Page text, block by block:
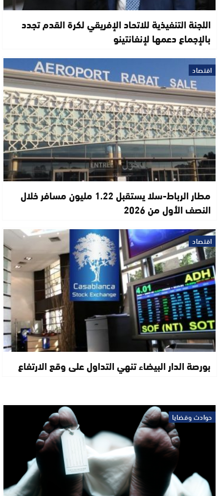
اللجنة التنفيذية للاتحاد الإفريقي لكرة القدم تجدد
بالإجماع دعمها لإنفانتينو
اقتصاد
مطار الرباط-سلا يستقبل 1.22 مليون مسافر خلال
النصف الأول من 2026
اقتصاد
بورصة الدار البيضاء تنهي التداول على وقع الارتفاع
حوادث وقضايا